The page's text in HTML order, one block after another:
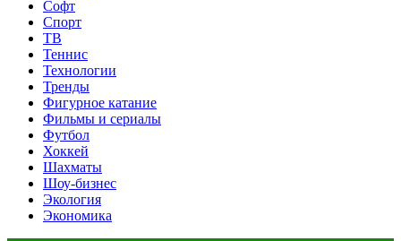
Софт
Спорт
ТВ
Теннис
Технологии
Тренды
Фигурное катание
Фильмы и сериалы
Футбол
Хоккей
Шахматы
Шоу-бизнес
Экология
Экономика